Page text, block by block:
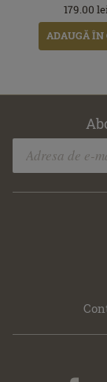
179.00
ADAUGĂ ÎN